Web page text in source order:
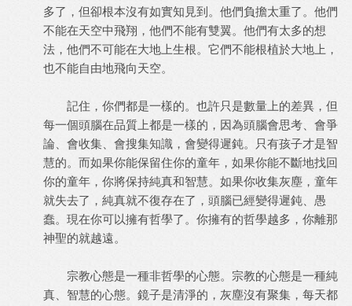
多了，但卻根本沒有如實知見到。他們負擔太重了。他們
不能在天空中飛翔，他們不能有雙翼。他們有太多的想
法，他們不可能在大地上生根。它們不能根植於大地上，
也不能自由地飛向天空。
記住，你們都是一樣的。也許只是數量上的差異，但
每一個頭腦在品質上都是一樣的，因為頭腦會思考、會爭
論、會收集、會搜集知識，會變得遲鈍。只有孩子才是智
慧的。而如果你能保留住你的童年，如果你能不斷地找回
你的童年，你將保持純真和智慧。如果你收集灰塵，童年
就失去了，純真就不復存在了，頭腦已經變得遲鈍、愚
蠢。現在你可以擁有哲學了。你擁有的哲學越多，你離那
神聖的就越遠。
宗教心態是一種非哲學的心態。宗教的心態是一種純
真、智慧的心態。鏡子是清淨的，灰塵沒有聚集，每天都